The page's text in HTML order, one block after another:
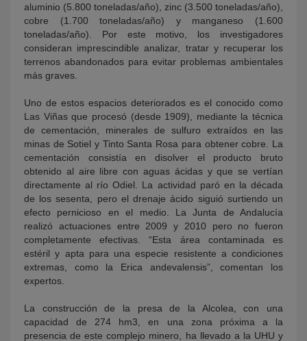
aluminio (5.800 toneladas/año), zinc (3.500 toneladas/año),
cobre (1.700 toneladas/año) y manganeso (1.600
toneladas/año). Por este motivo, los investigadores
consideran imprescindible analizar, tratar y recuperar los
terrenos abandonados para evitar problemas ambientales
más graves.
Uno de estos espacios deteriorados es el conocido como
Las Viñas que procesó (desde 1909), mediante la técnica
de cementación, minerales de sulfuro extraídos en las
minas de Sotiel y Tinto Santa Rosa para obtener cobre. La
cementación consistía en disolver el producto bruto
obtenido al aire libre con aguas ácidas y que se vertían
directamente al río Odiel. La actividad paró en la década
de los sesenta, pero el drenaje ácido siguió surtiendo un
efecto pernicioso en el medio. La Junta de Andalucía
realizó actuaciones entre 2009 y 2010 pero no fueron
completamente efectivas. “Esta área contaminada es
estéril y apta para una especie resistente a condiciones
extremas, como la Erica andevalensis”, comentan los
expertos.
La construcción de la presa de la Alcolea, con una
capacidad de 274 hm3, en una zona próxima a la
presencia de este complejo minero, ha llevado a la UHU y